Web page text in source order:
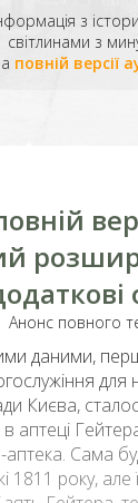
з
світлинами з
повній версії
Анонс повного
даними,
для
Києва,
аптеці
аптека. Сама
1811 року, але